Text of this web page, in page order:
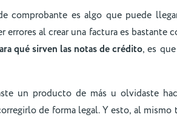
comprobante es algo que puede
errores al crear una factura es bastante
qué sirven las notas de crédito, es
un producto de más u olvidaste
de forma legal. Y esto, al